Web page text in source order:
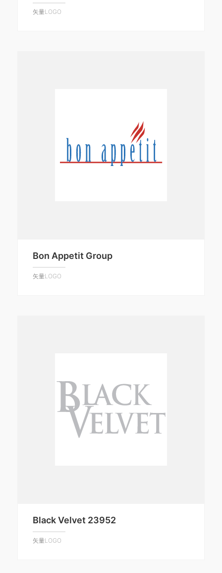
矢量LOGO
Bon Appetit Group
矢量LOGO
Black Velvet 23952
矢量LOGO